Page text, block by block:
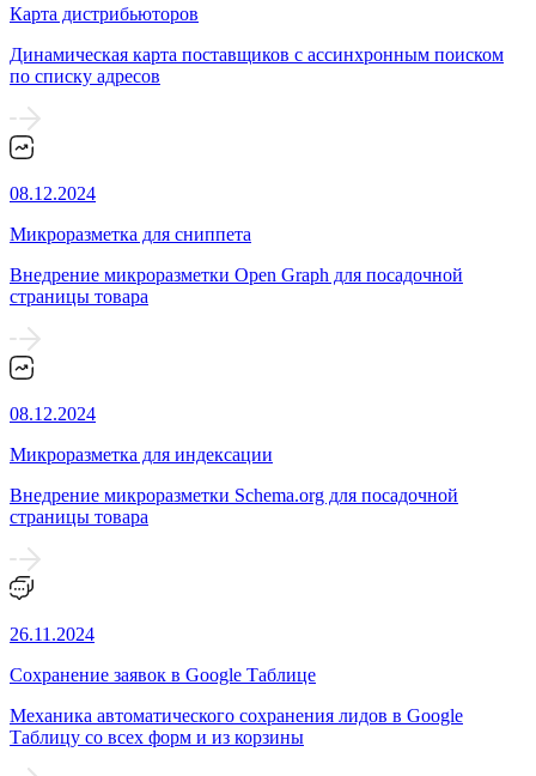
Карта дистрибьюторов
Динамическая карта поставщиков с ассинхронным поиском
по списку адресов
08.12.2024
Микроразметка для сниппета
Внедрение микроразметки Open Graph для посадочной
страницы товара
08.12.2024
Микроразметка для индексации
Внедрение микроразметки Schema.org для посадочной
страницы товара
26.11.2024
Сохранение заявок в Google Таблице
Механика автоматического сохранения лидов в Google
Таблицу со всех форм и из корзины